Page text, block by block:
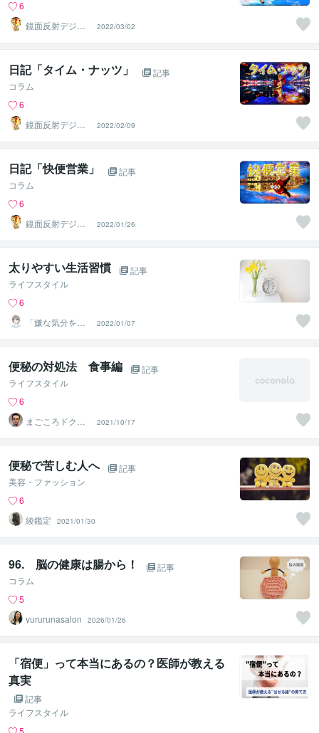
6
鏡面反射デジタ
ルアート製作所
（鈴木穣）
2022/03/02
日記「タイム・ナッツ」
記事
コラム
6
鏡面反射デジタ
ルアート製作所
（鈴木穣）
2022/02/09
日記「快便営業」
記事
コラム
6
鏡面反射デジタ
ルアート製作所
（鈴木穣）
2022/01/26
太りやすい生活習慣
記事
ライフスタイル
6
「嫌な気分を切
り替える」心理
カウンセラー
2022/01/07
便秘の対処法 食事編
記事
ライフスタイル
6
まごころドクタ
ー
2021/10/17
便秘で苦しむ人へ
記事
美容・ファッション
6
綾鑑定
2021/01/30
96. 脳の健康は腸から！
記事
コラム
5
yururunasalon
2026/01/26
「宿便」って本当にあるの？医師が教える
真実
記事
ライフスタイル
5